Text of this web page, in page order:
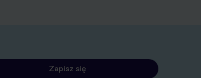
Zapisz się